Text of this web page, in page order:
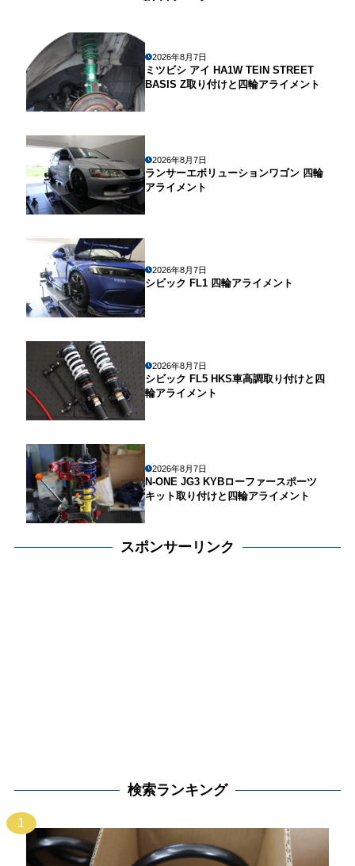
2026年8月7日
ミツビシ アイ HA1W TEIN STREET
BASIS Z取り付けと四輪アライメント
2026年8月7日
ランサーエボリューションワゴン 四輪
アライメント
2026年8月7日
シビック FL1 四輪アライメント
2026年8月7日
シビック FL5 HKS車高調取り付けと四
輪アライメント
2026年8月7日
N-ONE JG3 KYBローファースポーツ
キット取り付けと四輪アライメント
スポンサーリンク
検索ランキング
1